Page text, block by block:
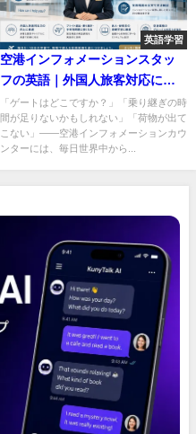
英語学習
空港インフォメーションスタッ
フの英語｜外国人旅客対応に使
えるAI学習ツール【無料】
「ゲートはどこですか？」「乗り継ぎの時
間が足りないかもしれない」「荷物が出て
こない」——空港インフォメーションカウ
ンターには、毎日世界中から...